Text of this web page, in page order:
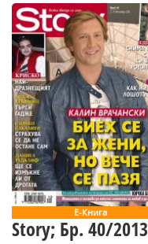
Е-Книга
Story; Бр. 40/2013